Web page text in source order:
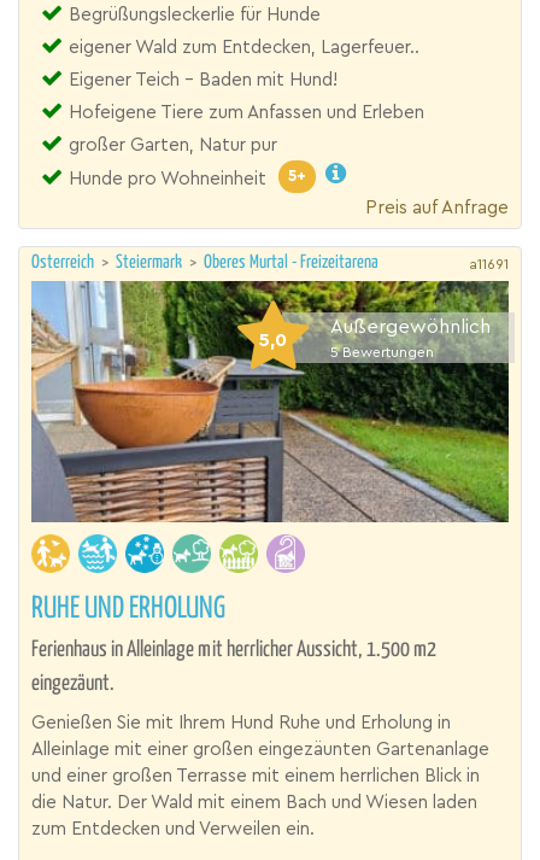
Begrüßungsleckerlie für Hunde
eigener Wald zum Entdecken, Lagerfeuer..
Eigener Teich - Baden mit Hund!
Hofeigene Tiere zum Anfassen und Erleben
großer Garten, Natur pur
Hunde pro Wohneinheit
5+
Preis auf Anfrage
Österreich > Steiermark > Oberes Murtal - Freizeitarena a11691
5,0
Außergewöhnlich
5 Bewertungen
RUHE UND ERHOLUNG
Ferienhaus in Alleinlage mit herrlicher Aussicht, 1.500 m2
eingezäunt.
Genießen Sie mit Ihrem Hund Ruhe und Erholung in
Alleinlage mit einer großen eingezäunten Gartenanlage
und einer großen Terrasse mit einem herrlichen Blick in
die Natur. Der Wald mit einem Bach und Wiesen laden
zum Entdecken und Verweilen ein.